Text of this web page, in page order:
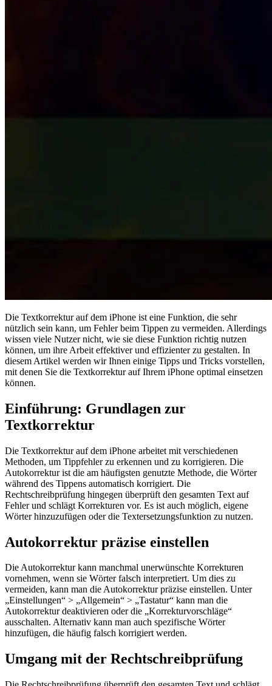
Die Textkorrektur auf dem iPhone ist eine Funktion, die sehr
nützlich sein kann, um Fehler beim Tippen zu vermeiden. Allerdings
wissen viele Nutzer nicht, wie sie diese Funktion richtig nutzen
können, um ihre Arbeit effektiver und effizienter zu gestalten. In
diesem Artikel werden wir Ihnen einige Tipps und Tricks vorstellen,
mit denen Sie die Textkorrektur auf Ihrem iPhone optimal einsetzen
können.
Einführung: Grundlagen zur
Textkorrektur
Die Textkorrektur auf dem iPhone arbeitet mit verschiedenen
Methoden, um Tippfehler zu erkennen und zu korrigieren. Die
Autokorrektur ist die am häufigsten genutzte Methode, die Wörter
während des Tippens automatisch korrigiert. Die
Rechtschreibprüfung hingegen überprüft den gesamten Text auf
Fehler und schlägt Korrekturen vor. Es ist auch möglich, eigene
Wörter hinzuzufügen oder die Textersetzungsfunktion zu nutzen.
Autokorrektur präzise einstellen
Die Autokorrektur kann manchmal unerwünschte Korrekturen
vornehmen, wenn sie Wörter falsch interpretiert. Um dies zu
vermeiden, kann man die Autokorrektur präzise einstellen. Unter
„Einstellungen“ > „Allgemein“ > „Tastatur“ kann man die
Autokorrektur deaktivieren oder die „Korrekturvorschläge“
ausschalten. Alternativ kann man auch spezifische Wörter
hinzufügen, die häufig falsch korrigiert werden.
Umgang mit der Rechtschreibprüfung